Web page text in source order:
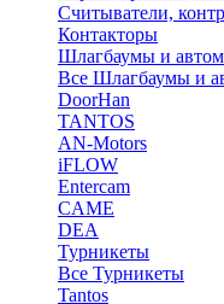
Считыватели,
Контакторы
Шлагбаумы и
Все Шлагбаумы и
DoorHan
TANTOS
AN-Motors
iFLOW
Entercam
CAME
DEA
Турникеты
Все Турникеты
Tantos